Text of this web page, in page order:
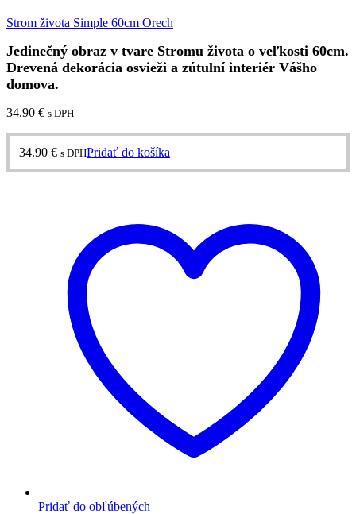
Strom života Simple 60cm Orech
Jedinečný obraz v tvare Stromu života o veľkosti 60cm.
Drevená dekorácia osvieži a zútulní interiér Vášho
domova.
34.90 € s DPH
34.90 € s DPHPridať do košíka
Pridať do obľúbených